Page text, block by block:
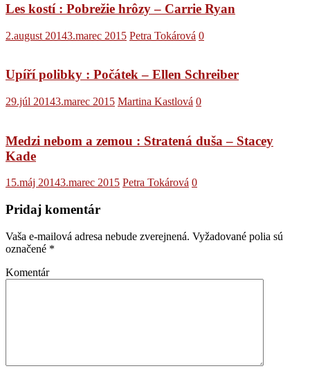
Les kostí : Pobrežie hrôzy – Carrie Ryan
2.august 20143.marec 2015 Petra Tokárová 0
Upíří polibky : Počátek – Ellen Schreiber
29.júl 20143.marec 2015 Martina Kastlová 0
Medzi nebom a zemou : Stratená duša – Stacey
Kade
15.máj 20143.marec 2015 Petra Tokárová 0
Pridaj komentár
Vaša e-mailová adresa nebude zverejnená. Vyžadované polia sú
označené *
Komentár